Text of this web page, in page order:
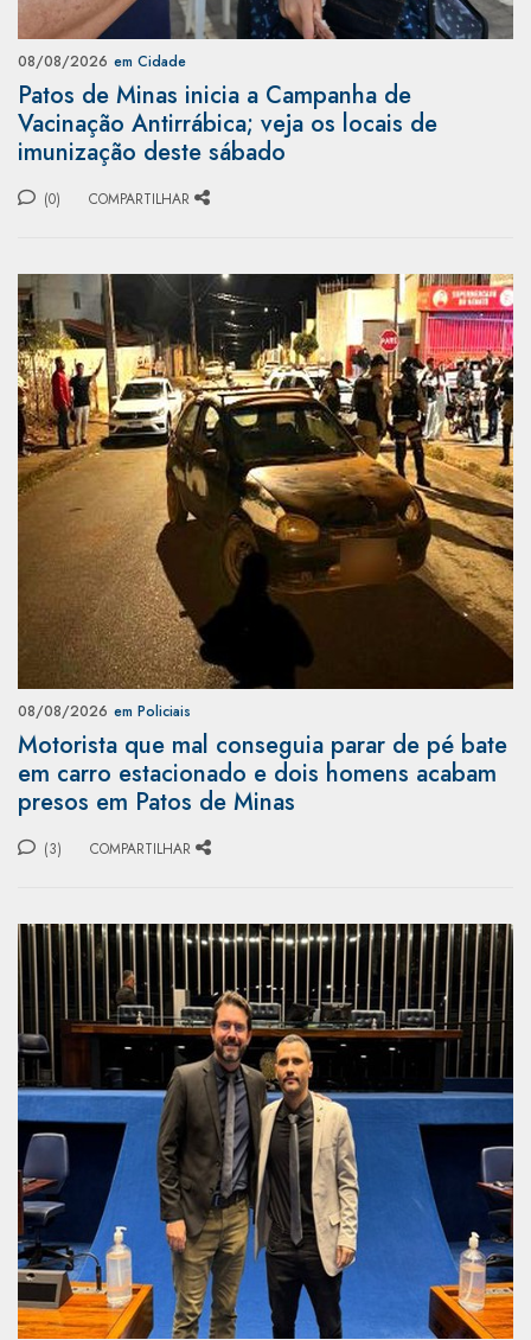
08/08/2026 em Cidade
Patos de Minas inicia a Campanha de
Vacinação Antirrábica; veja os locais de
imunização deste sábado
(0) COMPARTILHAR
08/08/2026 em Policiais
Motorista que mal conseguia parar de pé bate
em carro estacionado e dois homens acabam
presos em Patos de Minas
(3) COMPARTILHAR